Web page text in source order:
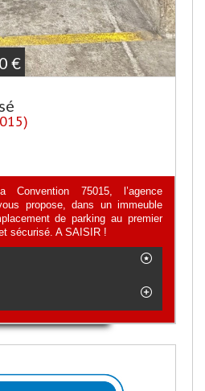
€
75015, l’agence
propose, dans un immeuble
de parking au premier
sécurisé. A SAISIR !